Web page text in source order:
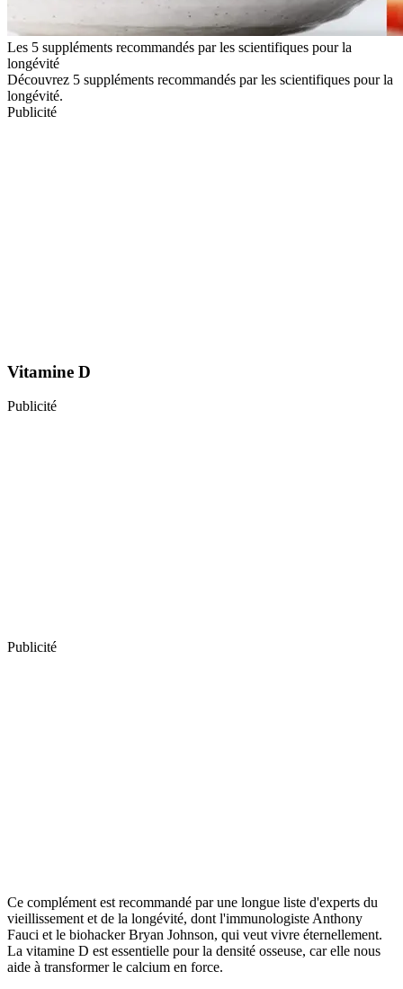
Les 5 suppléments recommandés par les scientifiques pour la
longévité
Découvrez 5 suppléments recommandés par les scientifiques pour la
longévité.
Publicité
Vitamine D
Publicité
Publicité
Ce complément est recommandé par une longue liste d'experts du
vieillissement et de la longévité, dont l'immunologiste Anthony
Fauci et le biohacker Bryan Johnson, qui veut vivre éternellement.
La vitamine D est essentielle pour la densité osseuse, car elle nous
aide à transformer le calcium en force.